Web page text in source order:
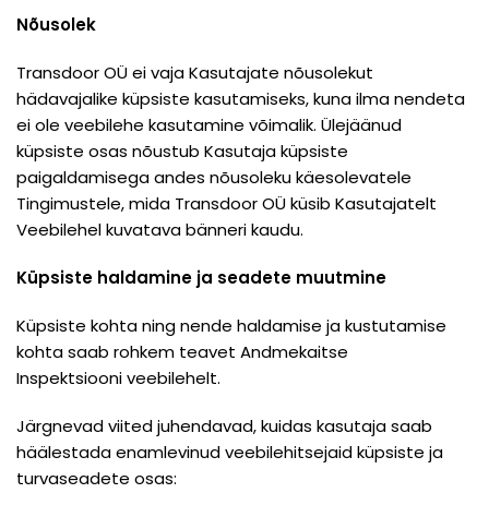
Nõusolek
Transdoor OÜ ei vaja Kasutajate nõusolekut
hädavajalike küpsiste kasutamiseks, kuna ilma nendeta
ei ole veebilehe kasutamine võimalik. Ülejäänud
küpsiste osas nõustub Kasutaja küpsiste
paigaldamisega andes nõusoleku käesolevatele
Tingimustele, mida Transdoor OÜ küsib Kasutajatelt
Veebilehel kuvatava bänneri kaudu.
Küpsiste haldamine ja seadete muutmine
Küpsiste kohta ning nende haldamise ja kustutamise
kohta saab rohkem teavet Andmekaitse
Inspektsiooniveebilehelt.
Järgnevad viited juhendavad, kuidas kasutaja saab
häälestada enamlevinud veebilehitsejaid küpsiste ja
turvaseadete osas: